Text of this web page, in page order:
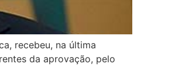
recebeu, na última
da aprovação, pelo